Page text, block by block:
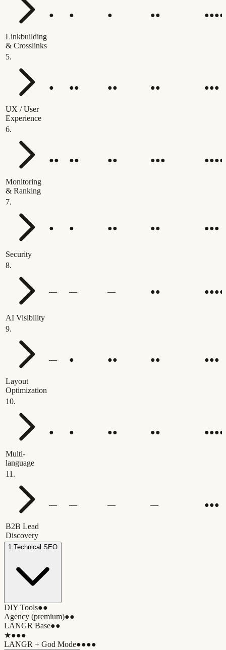
Linkbuilding
& Crosslinks
● ● ● ●● ●●●●
5.
UX / User
Experience
● ●● ●● ●● ●●●
6.
Monitoring
& Ranking
●● ●● ●● ●●● ●●●●
7.
Security
● ● ●● ●● ●●●
8.
AI Visibility
— — — ●● ●●●●
9.
Layout
Optimization
— ● ●● ●● ●●●
10.
Multi-
language
● ● ●● ●● ●●●●
11 .
B2B Lead
Discovery
— — — — ●●●
1.Technical SEO
DIY Tools●●
Agency (premium)●●
LANGR Base●●
★●●●
LANGR + God Mode●●●●